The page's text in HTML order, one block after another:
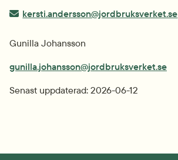
E-post:
kersti.andersson@jordbruksverket.se
Gunilla Johansson
gunilla.johansson@jordbruksverket.se
Senast uppdaterad: 2026-06-12